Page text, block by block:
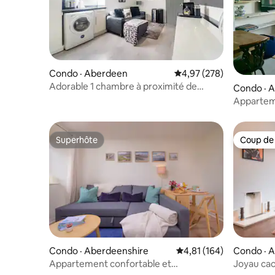
Condo · Aberdeen Note moyenne de 4,97
4,97 (278)
Adorable 1 chambre à proximité de
Condo ·
Superhôte
Superhôte
Condo · Aberdeenshire Note moyenne de
4,81 (164)
Appartement confortable et
Coup
Coup
Condo ·
Joyau